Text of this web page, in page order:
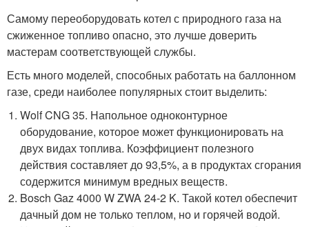
Самому переоборудовать котел с природного газа на
сжиженное топливо опасно, это лучше доверить
мастерам соответствующей службы.
Есть много моделей, способных работать на баллонном
газе, среди наиболее популярных стоит выделить:
Wolf CNG 35. Напольное одноконтурное
оборудование, которое может функционировать на
двух видах топлива. Коэффициент полезного
действия составляет до 93,5%, а в продуктах сгорания
содержится минимум вредных веществ.
Bosch Gaz 4000 W ZWA 24-2 K. Такой котел обеспечит
дачный дом не только теплом, но и горячей водой.